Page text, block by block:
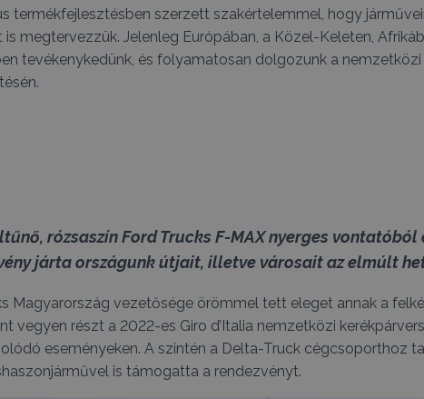
termékfejlesztésben szerzett szakértelemmel, hogy
megtervezzük. Jelenleg Európában, a Közel-Keleten,
tevékenykedünk, és folyamatosan dolgozunk a
rózsaszín Ford Trucks F-MAX nyerges
járta országunk útjait, illetve városait az elmúlt
Magyarország vezetősége örömmel tett eleget annak a
vegyen részt a 2022-es Giro d’Italia nemzetközi
eseményeken. A szintén a Delta-Truck cégcsoporthoz
is támogatta a rendezvényt.